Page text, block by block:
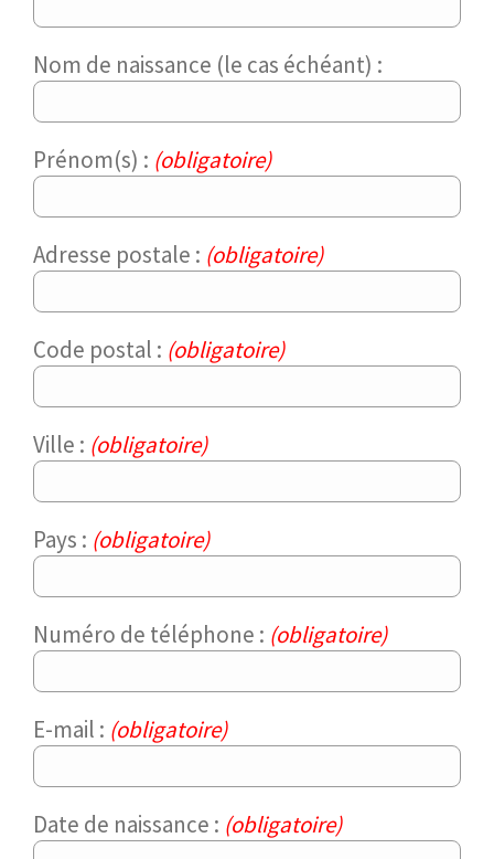
Nom de naissance (le cas échéant) :
Prénom(s) : (obligatoire)
Adresse postale : (obligatoire)
Code postal : (obligatoire)
Ville : (obligatoire)
Pays : (obligatoire)
Numéro de téléphone : (obligatoire)
E-mail : (obligatoire)
Date de naissance : (obligatoire)